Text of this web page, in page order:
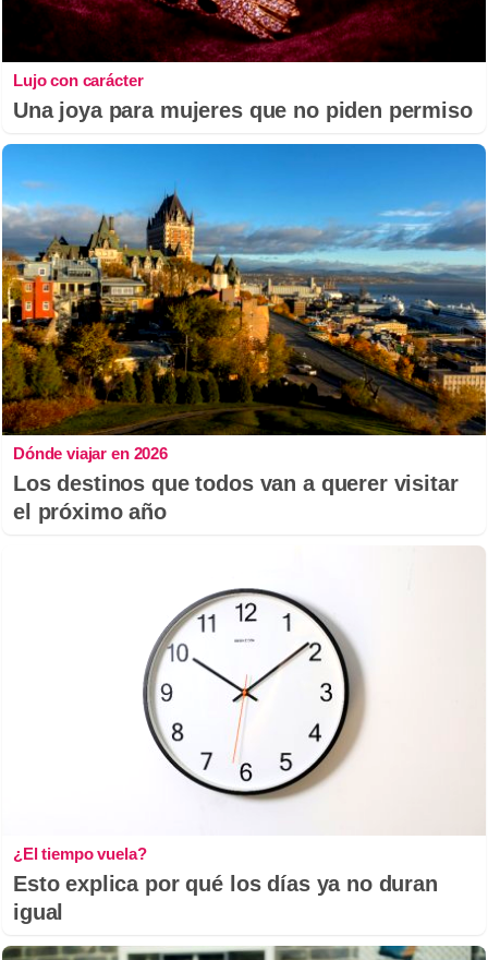
Lujo con carácter
Una joya para mujeres que no piden permiso
Dónde viajar en 2026
Los destinos que todos van a querer visitar
el próximo año
¿El tiempo vuela?
Esto explica por qué los días ya no duran
igual